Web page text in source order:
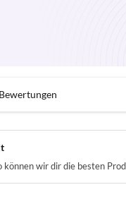
Bewertungen
wir dir die besten